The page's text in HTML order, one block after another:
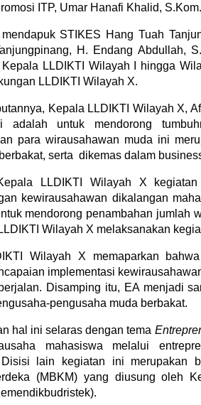
ITP, Umar Hanafi Khalid, S.Kom.
STIKES Hang Tuah
H. Endang Abdullah,
Kepala LLDIKTI Wilayah I hingga
LLDIKTI Wilayah X.
Kepala LLDIKTI Wilayah X,
adalah untuk mendorong
para wirausahawan muda ini
serta dikemas dalam
LLDIKTI Wilayah X
kewirausahawan dikalangan
mendorong penambahan jumlah
LLDIKTI Wilayah X melaksanakan
Wilayah X memaparkan
implementasi
Disamping itu, EA menjadi
pengusaha muda berbakat.
hal ini selaras dengan tema
mahasiswa melalui
Disisi lain kegiatan ini merupakan
(MBKM) yang diusung oleh